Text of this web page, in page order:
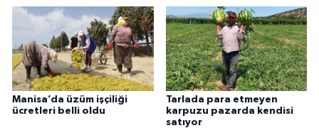
Manisa’da üzüm işçiliği
ücretleri belli oldu
Tarlada para etmeyen
karpuzu pazarda kendisi
satıyor